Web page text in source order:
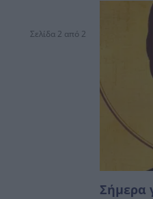
Σελίδα 2 από 2
Σήμερα